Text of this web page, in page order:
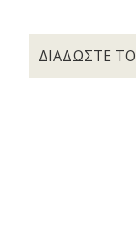
ΔΙΑΔΩΣΤΕ ΤΟ